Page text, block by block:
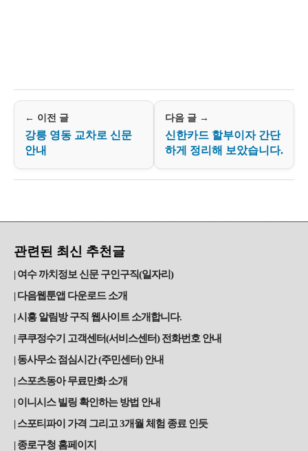
← 이전 글
강릉 영동 교차로 신문
안내
다음 글 →
신한카드 할부이자 간단
하게 정리해 보았습니다.
관련된 최신 추천글
여수 까치정보 신문 구인구직(일자리)
다음웹툰앱 다운로드 소개
시흥 알림방 구직 웹사이트 소개합니다.
쿠쿠정수기 고객센터(서비스센터) 전화번호 안내
동사무소 점심시간 (주민센터) 안내
스포츠동아 무료만화 소개
이니시스 빌링 확인하는 방법 안내
스포티파이 가격 그리고 3개월 체험 종료 인듯
종로구청 홈페이지